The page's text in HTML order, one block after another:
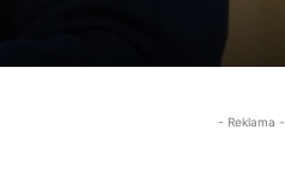
- Reklama -